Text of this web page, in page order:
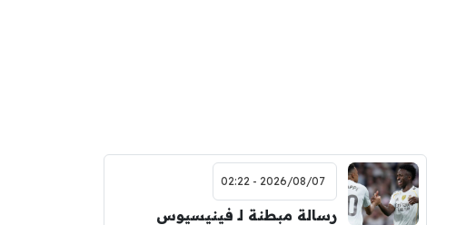
2026/08/07 - 02:22
رسالة مبطنة لـ فينيسيوس